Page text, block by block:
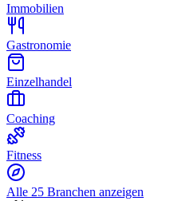
Immobilien
Gastronomie
Einzelhandel
Coaching
Fitness
Alle 25 Branchen anzeigen